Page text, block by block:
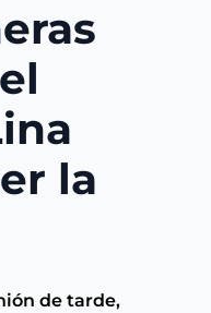
la
de tarde,